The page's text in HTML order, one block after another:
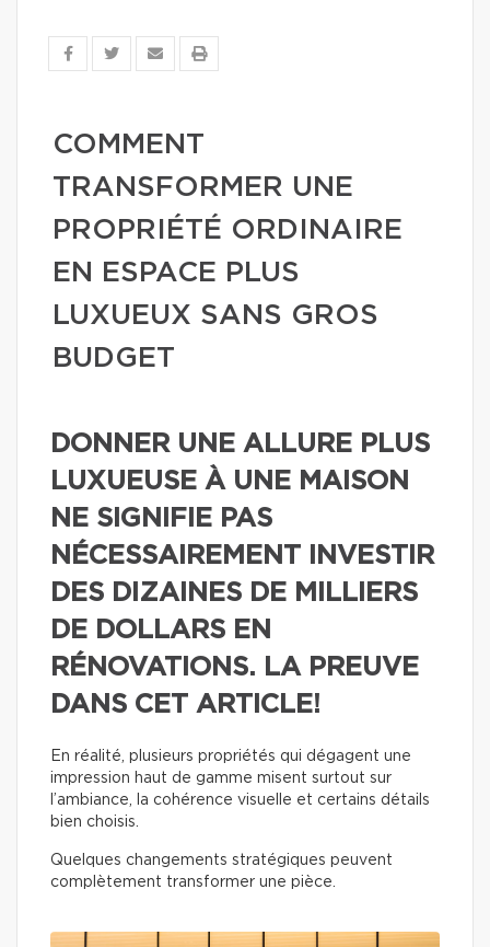
COMMENT
TRANSFORMER UNE
PROPRIÉTÉ ORDINAIRE
EN ESPACE PLUS
LUXUEUX SANS GROS
BUDGET
DONNER UNE ALLURE PLUS
LUXUEUSE À UNE MAISON
NE SIGNIFIE PAS
NÉCESSAIREMENT INVESTIR
DES DIZAINES DE MILLIERS
DE DOLLARS EN
RÉNOVATIONS. LA PREUVE
DANS CET ARTICLE!
En réalité, plusieurs propriétés qui dégagent une
impression haut de gamme misent surtout sur
l’ambiance, la cohérence visuelle et certains détails
bien choisis.
Quelques changements stratégiques peuvent
complètement transformer une pièce.